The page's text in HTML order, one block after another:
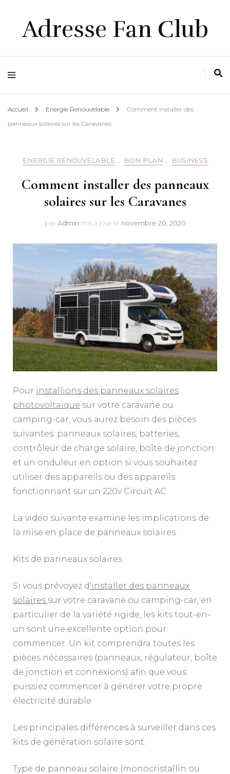
Adresse Fan Club
Accueil Energie Renouvelable
Comment installer des
panneaux solaires sur les Caravanes
ENERGIE RENOUVELABLE , BON PLAN , BUSINESS
Comment installer des panneaux
solaires sur les Caravanes
par Admin mis à jour le novembre 20, 2020
Pour installions des panneaux solaires
photovoltaïque sur votre caravane ou
camping-car, vous aurez besoin des pièces
suivantes: panneaux solaires, batteries,
contrôleur de charge solaire, boîte de jonction
et un onduleur en option si vous souhaitez
utiliser des appareils ou des appareils
fonctionnant sur un 220v Circuit AC.
La vidéo suivante examine les implications de
la mise en place de panneaux solaires.
Kits de panneaux solaires
Si vous prévoyez d‘installer des panneaux
solaires sur votre caravane ou camping-car, en
particulier de la variété rigide, les kits tout-en-
un sont une excellente option pour
commencer. Un kit comprendra toutes les
pièces nécessaires (panneaux, régulateur, boîte
de jonction et connexions) afin que vous
puissiez commencer à générer votre propre
électricité durable.
Les principales différences à surveiller dans ces
kits de génération solaire sont:
Type de panneau solaire (monocristallin ou